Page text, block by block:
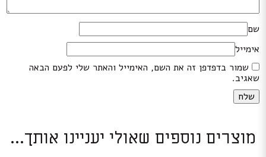
שם
אימייל
שמור בדפדפן זה את השם, האימייל והאתר שלי לפעם הבאה
שאגיב.
מוצרים נוספים שאולי יעניינו אותך...